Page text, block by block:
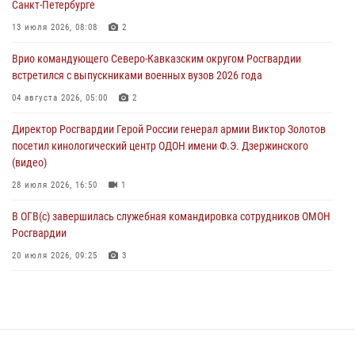
В Кабардино-Балкарии сотрудники Росгвардии провели турнир по
08 августа 2026, 07:00
Военнослужащие Софринской бригады Росгвардии встретились с
дорогой к Победе в СВО» (видео)
2 1
Санкт-Петербурге
13 июля 2026, 08:08 2
Врио командующего Северо-Кавказским округом Росгвардии
встретился с выпускниками военных вузов 2026 года
04 августа 2026, 05:00 2
Директор Росгвардии Герой России генерал армии Виктор Золотов
посетил кинологический центр ОДОН имени Ф.Э. Дзержинского
(видео)
28 июля 2026, 16:50 1
В ОГВ(с) завершилась служебная командировка сотрудников ОМОН
Росгвардии
20 июля 2026, 09:25 3